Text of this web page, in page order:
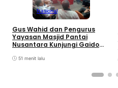
Nasional
Gus Wahid dan Pengurus
Yayasan Masjid Pantai
Nusantara Kunjungi Gaido
Pengembangan Ekonomi
51 menit lalu